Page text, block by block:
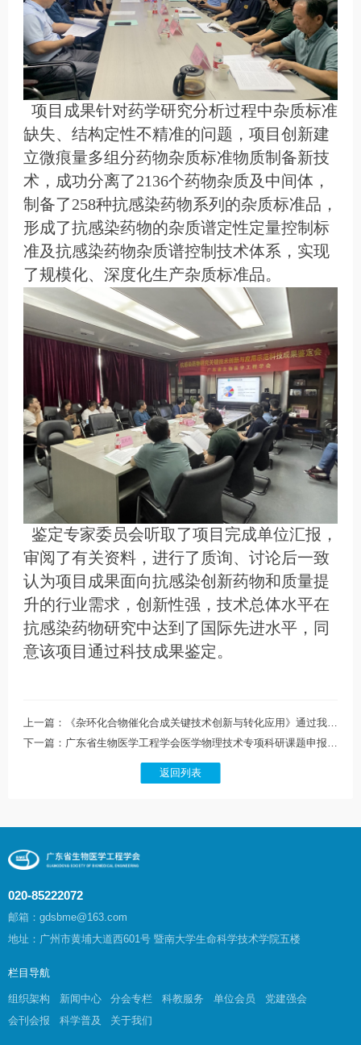
项目成果针对药学研究分析过程中杂质标准
缺失、结构定性不精准的问题，项目创新建
立微痕量多组分药物杂质标准物质制备新技
术，成功分离了2136个药物杂质及中间体，
制备了258种抗感染药物系列的杂质标准品，
形成了抗感染药物的杂质谱定性定量控制标
准及抗感染药物杂质谱控制技术体系，实现
了规模化、深度化生产杂质标准品。
鉴定专家委员会听取了项目完成单位汇报，
审阅了有关资料，进行了质询、讨论后一致
认为项目成果面向抗感染创新药物和质量提
升的行业需求，创新性强，技术总体水平在
抗感染药物研究中达到了国际先进水平，同
意该项目通过科技成果鉴定。
上一篇：《杂环化合物催化合成关键技术创新与转化应用》通过我学会科技成果鉴定
下一篇：广东省生物医学工程学会医学物理技术专项科研课题申报通知
返回列表
020-85222072
邮箱：gdsbme@163.com
地址：广州市黄埔大道西601号 暨南大学生命科学技术学院五楼
栏目导航
组织架构 新闻中心 分会专栏 科教服务 单位会员
党建强会
会刊会报
科学普及 关于我们